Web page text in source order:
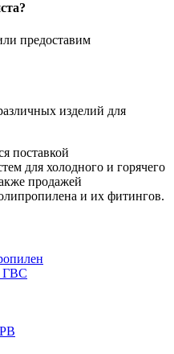
предоставим
изделий для
поставкой
для холодного и горячего
продажей
и их фитингов.
ГВС